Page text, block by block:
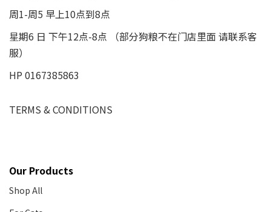
周1-周5 早上10点到8点
星期6 日 下午12点-8点 （部分狗粮不在门店里面 请联系客
服）
HP 0167385863
TERMS & CONDITIONS
Our Products
Shop All